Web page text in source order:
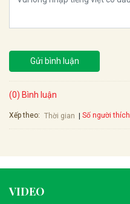
Gửi bình luận
(0) Bình luận
Xếp theo: Thời gian Số người thích
VIDEO